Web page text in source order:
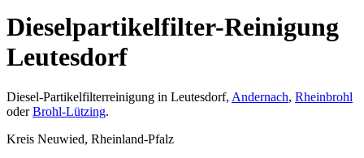
Dieselpartikelfilter-Reinigung
Leutesdorf
Diesel-Partikelfilterreinigung in Leutesdorf, Andernach, Rheinbrohl
oderBrohl-Lützing.
Kreis Neuwied, Rheinland-Pfalz